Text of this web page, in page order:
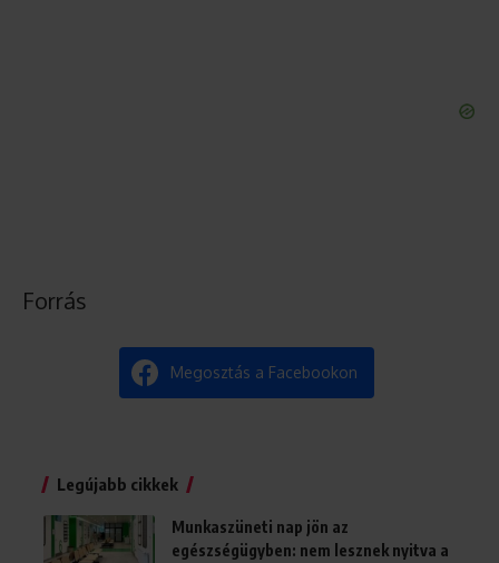
Forrás
Megosztás a Facebookon
Legújabb cikkek
Munkaszüneti nap jön az
egészségügyben: nem lesznek nyitva a